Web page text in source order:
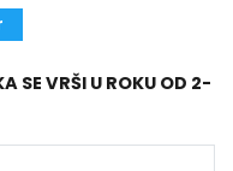
SE VRŠI U ROKU OD 2-